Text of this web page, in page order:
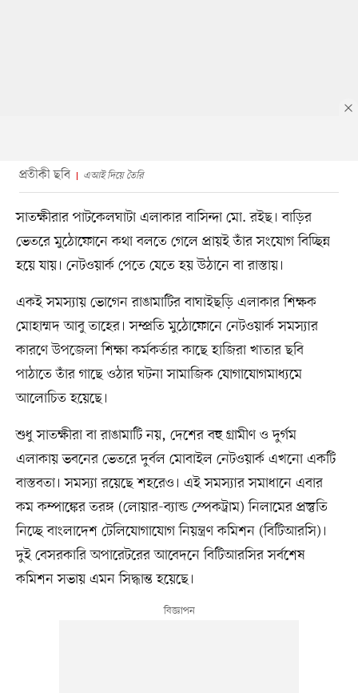
প্রতীকী ছবি এআই দিয়ে তৈরি
সাতক্ষীরার পাটকেলঘাটা এলাকার বাসিন্দা মো. রইছ। বাড়ির
ভেতরে মুঠোফোনে কথা বলতে গেলে প্রায়ই তাঁর সংযোগ বিচ্ছিন্ন
হয়ে যায়। নেটওয়ার্ক পেতে যেতে হয় উঠানে বা রাস্তায়।
একই সমস্যায় ভোগেন রাঙামাটির বাঘাইছড়ি এলাকার শিক্ষক
মোহাম্মদ আবু তাহের। সম্প্রতি মুঠোফোনে নেটওয়ার্ক সমস্যার
কারণে উপজেলা শিক্ষা কর্মকর্তার কাছে হাজিরা খাতার ছবি
পাঠাতে তাঁর গাছে ওঠার ঘটনা সামাজিক যোগাযোগমাধ্যমে
আলোচিত হয়েছে।
শুধু সাতক্ষীরা বা রাঙামাটি নয়, দেশের বহু গ্রামীণ ও দুর্গম
এলাকায় ভবনের ভেতরে দুর্বল মোবাইল নেটওয়ার্ক এখনো একটি
বাস্তবতা। সমস্যা রয়েছে শহরেও। এই সমস্যার সমাধানে এবার
কম কম্পাঙ্কের তরঙ্গ (লোয়ার-ব্যান্ড স্পেকট্রাম) নিলামের প্রস্তুতি
নিচ্ছে বাংলাদেশ টেলিযোগাযোগ নিয়ন্ত্রণ কমিশন (বিটিআরসি)।
দুই বেসরকারি অপারেটরের আবেদনে বিটিআরসির সর্বশেষ
কমিশন সভায় এমন সিদ্ধান্ত হয়েছে।